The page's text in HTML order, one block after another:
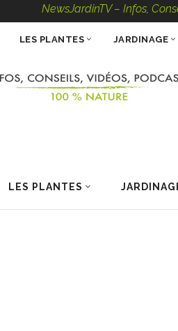
NewsJardinTV – Infos, Conseils,
LES PLANTES
LES PLANTES JARDINAGE